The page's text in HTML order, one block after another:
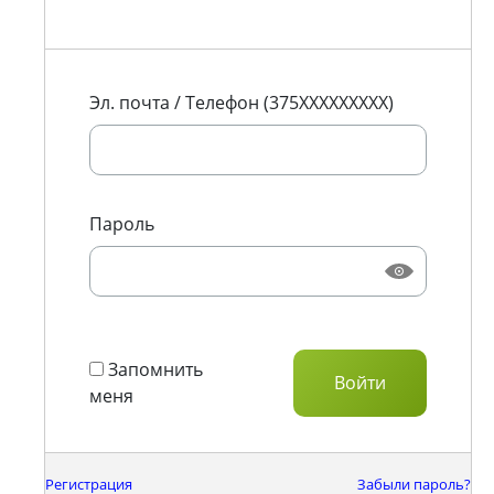
Эл. почта / Телефон (375XXXXXXXXX)
Пароль
Запомнить
меня
Регистрация Забыли пароль?